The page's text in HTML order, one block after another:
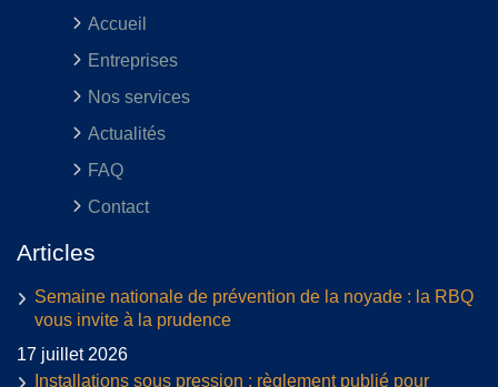
Accueil
Entreprises
Nos services
Actualités
FAQ
Contact
Articles
Semaine nationale de prévention de la noyade : la RBQ
vous invite à la prudence
17 juillet 2026
Installations sous pression : règlement publié pour